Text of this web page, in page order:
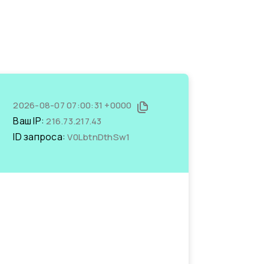
2026-08-07 07:00:31 +0000
Ваш IP:216.73.217.43
ID запроса:V0LbtnDthSw1